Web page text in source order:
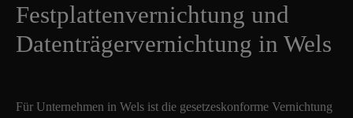
Festplattenvernichtung und
Datenträgervernichtung in Wels
Für Unternehmen in Wels ist die gesetzeskonforme Vernichtung